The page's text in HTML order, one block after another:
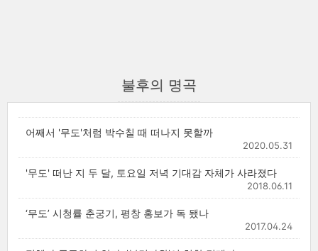
불후의 명곡
어째서 '무도'처럼 박수칠 때 떠나지 못할까
2020.05.31
'무도' 떠난 지 두 달, 토요일 저녁 기대감 자체가 사라졌다
2018.06.11
‘무도’ 시청률 춘궁기, 평창 홍보가 독 됐나
2017.04.24